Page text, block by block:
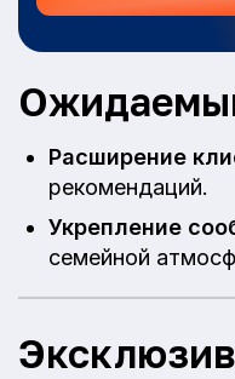
Расширение
рекомендаций.
Укрепление
семейной